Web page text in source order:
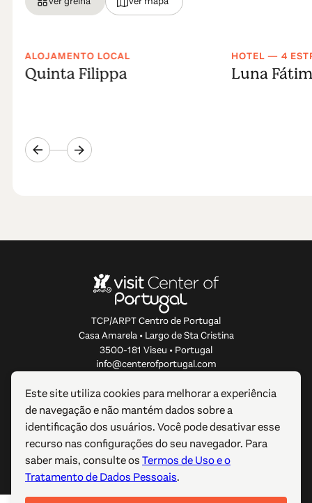
ALOJAMENTO LOCAL
Quinta Filippa
HOTEL — 4
Luna
TCP/ARPT Centro de Portugal
Casa Amarela • Largo de Sta Cristina
3500-181 Viseu • Portugal
info@centerofportugal.com
SOBRE ESTE WEBSITE
LIGAÇÕES ÚTEIS
SIGA-NOS
Este site utiliza cookies para melhorar a experiência
de navegação e não mantém dados sobre a
identificação dos usuários. Você pode desativar esse
recurso nas configurações do seu navegador. Para
saber mais, consulte osTermos de Uso e o
Tratamento de Dados Pessoais.